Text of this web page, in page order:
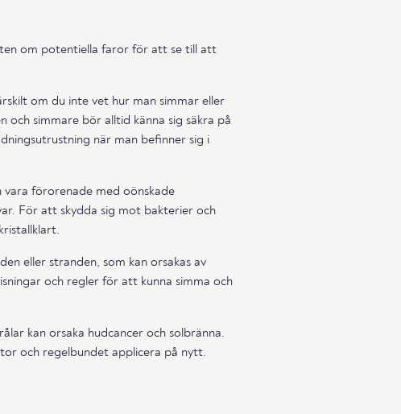
om potentiella faror för att se till att
om du inte vet hur man simmar eller
simmare bör alltid känna sig säkra på
när man befinner sig i
vara förorenade med oönskade
För att skydda sig mot bakterier och
eller stranden, som kan orsakas av
och regler för att kunna simma och
kan orsaka hudcancer och solbränna.
och regelbundet applicera på nytt.